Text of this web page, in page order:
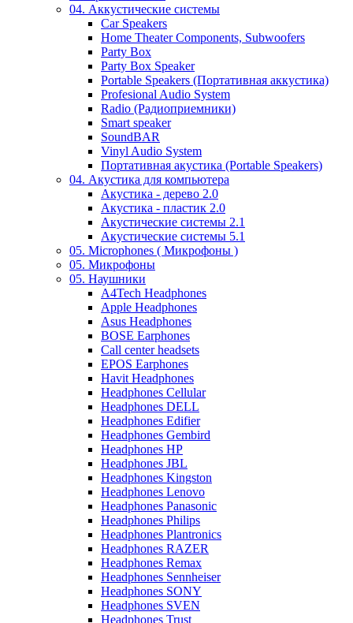
04. Аккустические системы
Car Speakers
Home Theater Components, Subwoofers
Party Box
Party Box Speaker
Portable Speakers (Портативная аккустика)
Profesional Audio System
Radio (Радиоприемники)
Smart speaker
SoundBAR
Vinyl Audio System
Портативная акустика (Portable Speakers)
04. Акустика для компьютера
Акустика - дерево 2.0
Акустика - пластик 2.0
Акустические системы 2.1
Акустические системы 5.1
05. Microphones ( Микрофоны )
05. Микрофоны
05. Наушники
A4Tech Headphones
Apple Headphones
Asus Headphones
BOSE Earphones
Call center headsets
EPOS Earphones
Havit Headphones
Headphones Cellular
Headphones DELL
Headphones Edifier
Headphones Gembird
Headphones HP
Headphones JBL
Headphones Kingston
Headphones Lenovo
Headphones Panasonic
Headphones Philips
Headphones Plantronics
Headphones RAZER
Headphones Remax
Headphones Sennheiser
Headphones SONY
Headphones SVEN
Headphones Trust